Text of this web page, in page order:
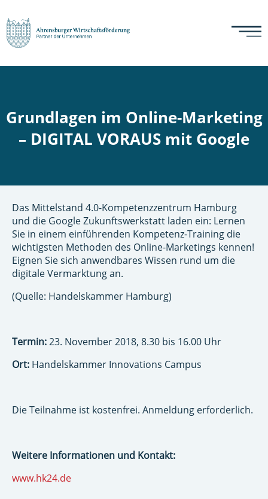
Grundlagen im Online-Marketing
– DIGITAL VORAUS mit Google
Das Mittelstand 4.0-Kompetenzzentrum Hamburg
und die Google Zukunftswerkstatt laden ein: Lernen
Sie in einem einführenden Kompetenz-Training die
wichtigsten Methoden des Online-Marketings kennen!
Eignen Sie sich anwendbares Wissen rund um die
digitale Vermarktung an.
(Quelle: Handelskammer Hamburg)
Termin:23. November 2018, 8.30 bis 16.00 Uhr
Ort: Handelskammer Innovations Campus
Die Teilnahme ist kostenfrei. Anmeldung erforderlich.
Weitere Informationen und Kontakt:
www.hk24.de